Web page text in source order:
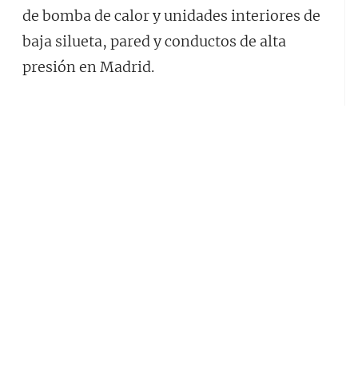
de bomba de calor y unidades interiores de
baja silueta, pared y conductos de alta
presión en Madrid.